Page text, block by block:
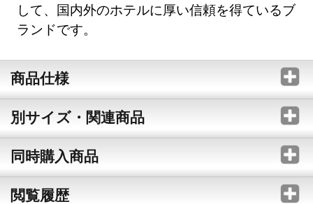
して、国内外のホテルに厚い信頼を得ているブ
ランドです。
商品仕様
別サイズ・関連商品
同時購入商品
閲覧履歴